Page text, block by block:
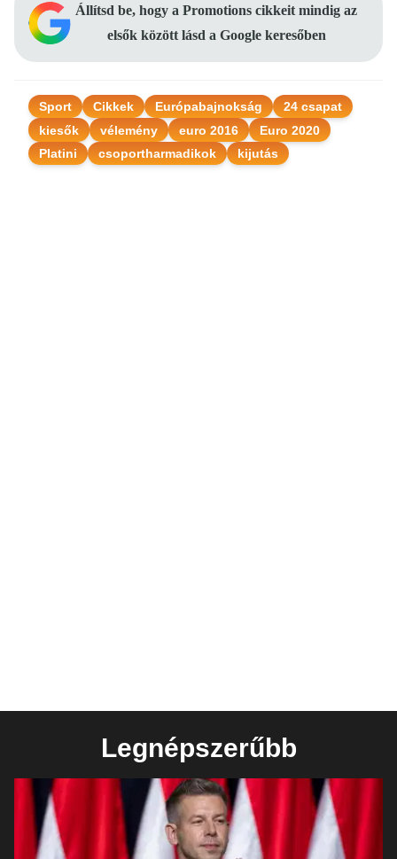
Állítsd be, hogy a Promotions cikkeit mindig az
elsők között lásd a Google keresőben
Sport Cikkek Európabajnokság
24 csapat
kiesők
vélemény euro 2016
Euro 2020
Platini
csoportharmadikok kijutás
Legnépszerűbb